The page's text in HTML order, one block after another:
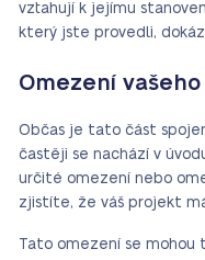
vztahují k jejímu
který jste provedli,
Omezení
Občas je tato část
častěji se nachází v
určité omezení nebo
zjistíte, že váš projekt
Tato omezení se mohou